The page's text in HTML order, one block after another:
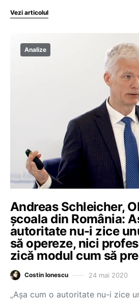
Vezi articolul
Analize
Andreas Schleicher,
școala din România:
autoritate nu-i zice
să opereze, nici
zică modul cum să
Costin Ionescu 24 mai 2020
„Așa cum o autoritate nu-i zice